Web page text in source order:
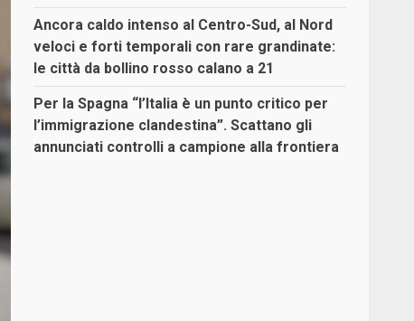
Ancora caldo intenso al Centro-Sud, al Nord
veloci e forti temporali con rare grandinate:
le città da bollino rosso calano a 21
Per la Spagna “l’Italia è un punto critico per
l’immigrazione clandestina”. Scattano gli
annunciati controlli a campione alla frontiera